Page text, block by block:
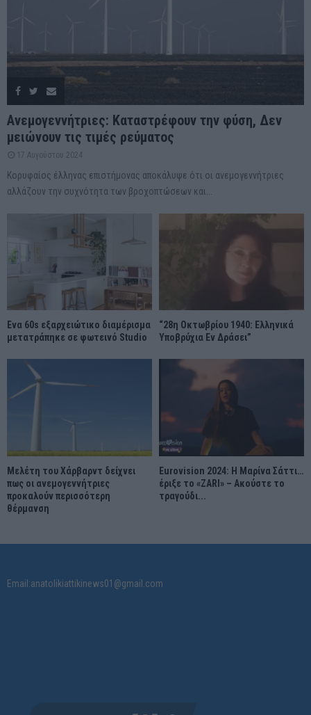
Ανεμογεννήτριες: Καταστρέφουν την φύση, Δεν
μειώνουν τις τιμές ρεύματος
17 Αυγούστου 2024
Κορυφαίος έλληνας επιστήμονας αποκάλυψε ότι οι ανεμογεννήτριες
αλλάζουν την συχνότητα των βροχοπτώσεων και...
Ένα 60s εξαρχειώτικο διαμέρισμα
μετατράπηκε σε φωτεινό Studio
“28η Οκτωβρίου 1940: Ελληνικά
Υποβρύχια Εν Δράσει”
Μελέτη του Χάρβαρντ δείχνει
πως οι ανεμογεννήτριες
προκαλούν περισσότερη
θέρμανση
Eurovision 2024: Η Μαρίνα Σάττι…
έριξε το «ZARI» – Ακούστε το
τραγούδι...
Email:anatolikiattikinews01@gmail.com